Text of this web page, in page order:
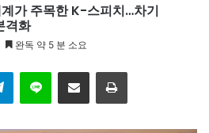
가 주목한 K-스피치…차기
격화
완독 약 5 분 소요
TelegramLine 이메일 인쇄